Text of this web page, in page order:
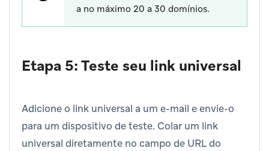
a no máximo 20 a 30 domínios.
Etapa 5: Teste seu link universal
Adicione o link universal a um e-mail e envie-o
para um dispositivo de teste. Colar um link
universal diretamente no campo de URL do